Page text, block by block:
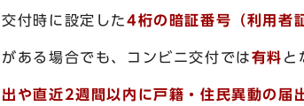
付時に設定した4桁の暗証番号（利用者
ある場合でも、コンビニ交付では有料 と
や直近2週間以内に戸籍・住民異動の届